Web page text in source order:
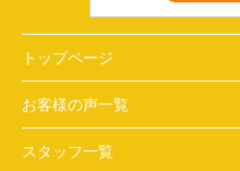
トップページ
お客様の声一覧
スタッフ一覧